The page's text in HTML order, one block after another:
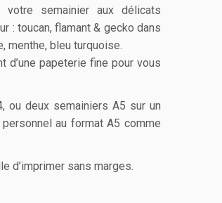
votre semainier aux délicats
: toucan, flamant & gecko dans
menthe, bleu turquoise.
d’une papeterie fine pour vous
ou deux semainiers A5 sur un
au format A5 comme
d’imprimer sans marges.